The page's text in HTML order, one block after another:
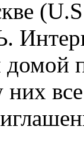
них